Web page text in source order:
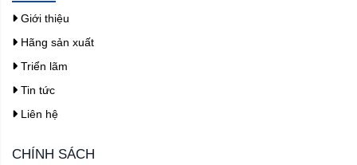
Giới thiệu
Hãng sản xuất
Triển lãm
Tin tức
Liên hệ
CHÍNH SÁCH